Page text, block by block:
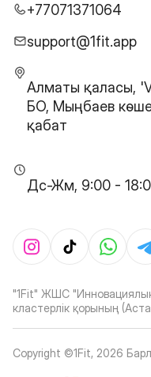
+77071371064
support@1fit.app
Алматы қаласы,
БО, Мыңбаев
қабат
Дс-Жм, 9:00 -
"1Fit" ЖШС
кластерлік қорының
Copyright ©1Fit, 2026